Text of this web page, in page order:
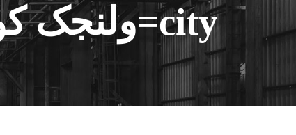
city=ولنجک کوچه بابک